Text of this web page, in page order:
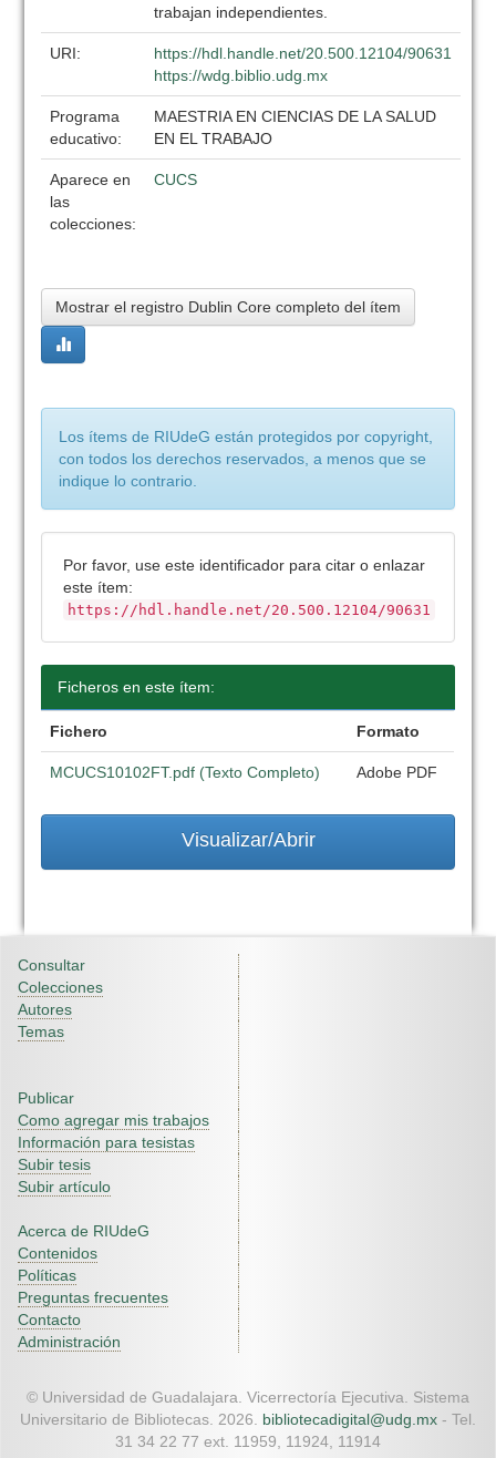
trabajan independientes.
URI:
https://hdl.handle.net/20.500.12104/90631
https://wdg.biblio.udg.mx
Programa
educativo:
MAESTRIA EN CIENCIAS DE LA SALUD
EN EL TRABAJO
Aparece en
las
colecciones:
CUCS
Mostrar el registro Dublin Core completo del ítem
Los ítems de RIUdeG están protegidos por copyright,
con todos los derechos reservados, a menos que se
indique lo contrario.
Por favor, use este identificador para citar o enlazar
este ítem:
https://hdl.handle.net/20.500.12104/90631
Ficheros en este ítem:
Fichero Formato
MCUCS10102FT.pdf (Texto Completo) Adobe PDF
Visualizar/Abrir
Consultar
Colecciones
Autores
Temas
Publicar
Como agregar mis trabajos
Información para tesistas
Subir tesis
Subir artículo
Acerca de RIUdeG
Contenidos
Políticas
Preguntas frecuentes
Contacto
Administración
© Universidad de Guadalajara. Vicerrectoría Ejecutiva. Sistema
Universitario de Bibliotecas. 2026. bibliotecadigital@udg.mx - Tel.
31 34 22 77 ext. 11959, 11924, 11914